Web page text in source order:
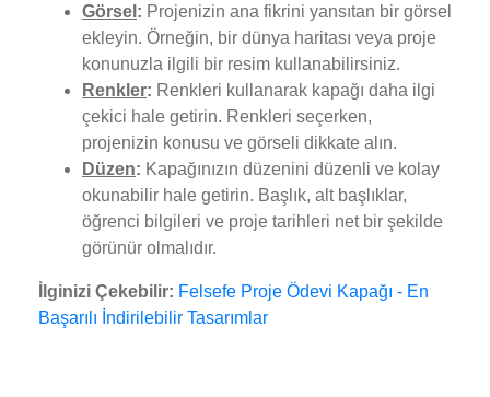
Görsel : Projenizin ana fikrini yansıtan bir görsel
ekleyin. Örneğin, bir dünya haritası veya proje
konunuzla ilgili bir resim kullanabilirsiniz.
Renkler: Renkleri kullanarak kapağı daha ilgi
çekici hale getirin. Renkleri seçerken,
projenizin konusu ve görseli dikkate alın.
Düzen: Kapağınızın düzenini düzenli ve kolay
okunabilir hale getirin. Başlık, alt başlıklar,
öğrenci bilgileri ve proje tarihleri net bir şekilde
görünür olmalıdır.
İlginizi Çekebilir: Felsefe Proje Ödevi Kapağı - En
Başarılı İndirilebilir Tasarımlar